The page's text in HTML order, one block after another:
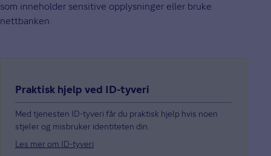
som inneholder sensitive opplysninger eller bruke
nettbanken.
Praktisk hjelp ved ID-tyveri
Med tjenesten ID-tyveri får du praktisk hjelp hvis noen
stjeler og misbruker identiteten din.
Les mer om ID-tyveri